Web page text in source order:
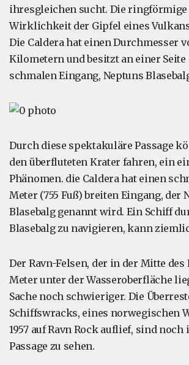
ihresgleichen sucht. Die
Wirklichkeit der Gipfel eines
Die Caldera hat einen Durchmesser
Kilometern und besitzt an einer Seite
schmalen Eingang, Neptuns
Durch diese spektakuläre Passage
den überfluteten Krater fahren, ein
Phänomen. die Caldera hat einen
Meter (755 Fuß) breiten Eingang, der
Blasebalg genannt wird. Ein Schiff
Blasebalg zu navigieren, kann
Der Ravn-Felsen, der in der Mitte des
Meter unter der Wasseroberfläche
Sache noch schwieriger. Die
Schiffswracks, eines norwegischen
1957 auf Ravn Rock auflief, sind
Passage zu sehen.